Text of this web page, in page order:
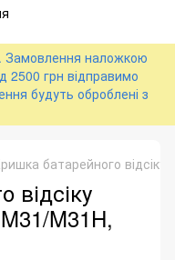
Замовлення наложкою
2500 грн відправимо
будуть оброблені з
батарейного
відсіку
M31H,